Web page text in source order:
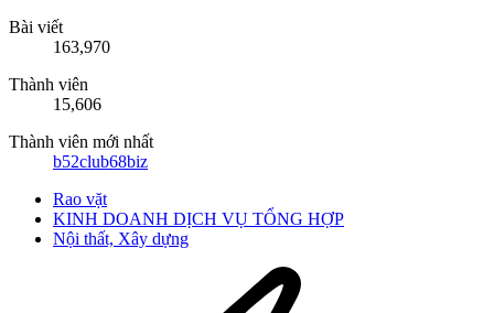
Bài viết
163,970
Thành viên
15,606
Thành viên mới nhất
b52club68biz
Rao vặt
KINH DOANH DỊCH VỤ TỔNG HỢP
Nội thất, Xây dựng